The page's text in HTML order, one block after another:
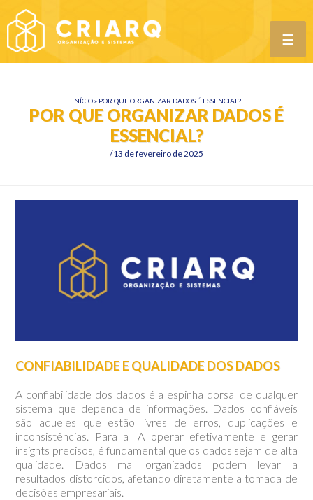
☰
INÍCIO» POR QUE ORGANIZAR DADOS É ESSENCIAL?
POR QUE ORGANIZAR DADOS É
ESSENCIAL?
13 de fevereiro de 2025
CONFIABILIDADE E QUALIDADE DOS DADOS
A confiabilidade dos dados é a espinha dorsal de qualquer
sistema que dependa de informações. Dados confiáveis
são aqueles que estão livres de erros, duplicações e
inconsistências. Para a IA operar efetivamente e gerar
insights precisos, é fundamental que os dados sejam de alta
qualidade. Dados mal organizados podem levar a
resultados distorcidos, afetando diretamente a tomada de
decisões empresariais.